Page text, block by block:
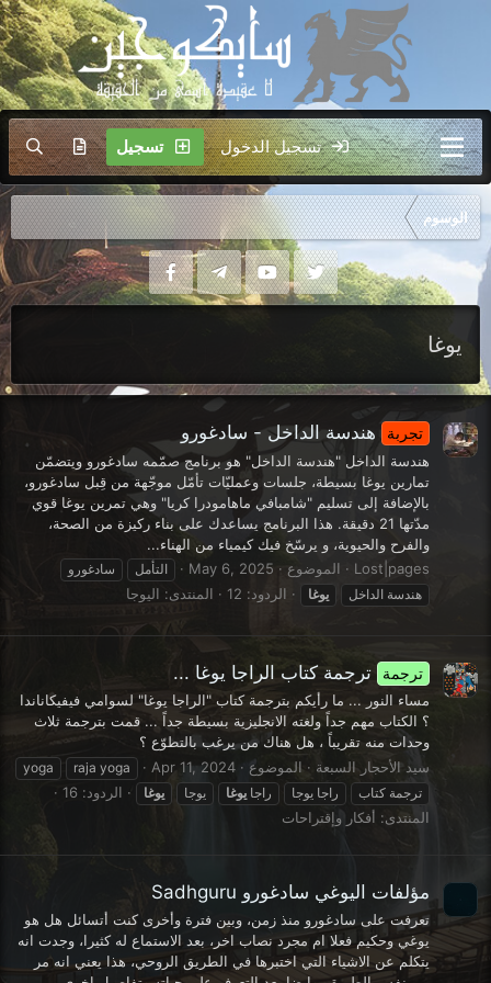
تسجيل الدخول تسجيل
الوسوم
يوغا
تجربة هندسة الداخل - سادغورو
هندسة الداخل "هندسة الداخل" هو برنامج صمّمه سادغورو ويتضمّن
تمارين يوغا بسيطة، جلسات وعمليّات تأمّل موجّهة من قِبل سادغورو،
بالإضافة إلى تسليم "شامبافي ماهامودرا كريا" وهي تمرين يوغا قوي
مدّتها 21 دقيقة. هذا البرنامج يساعدك على بناء ركيزة من الصحة،
والفرح والحيوية، و يرسّخ فيك كيمياء من الهناء...
Lost|pages
الموضوع May 6, 2025 التأمل
سادغورو
هندسة الداخل
يوغا الردود: 12 المنتدى: اليوجا
ترجمة ترجمة كتاب الراجا يوغا ...
مساء النور ... ما رأيكم بترجمة كتاب "الراجا يوغا" لسوامي فيفيكاناندا
؟ الكتاب مهم جداً ولغته الانجليزية بسيطة جداً ... قمت بترجمة ثلاث
وحدات منه تقريباً ، هل هناك من يرغب بالتطوّع ؟
سيد الأحجار السبعة
الموضوع Apr 11, 2024
raja yoga
yoga
ترجمة كتاب
راجا يوجا راجا يوغا يوجا يوغا
الردود: 16
المنتدى: أفكار وإقتراحات
مؤلفات اليوغي سادغورو Sadhguru
تعرفت على سادغورو منذ زمن، وبين فترة وأخرى كنت أتسائل هل هو
يوغي وحكيم فعلا ام مجرد نصاب اخر، بعد الاستماع له كثيرا، وجدت انه
يتكلم عن الاشياء التي اختبرها في الطريق الروحي، هذا يعني انه مر